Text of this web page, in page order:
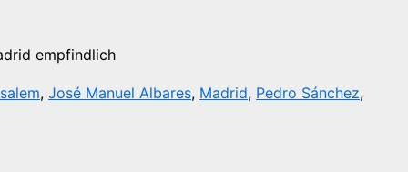
, José Manuel Albares, Madrid, Pedro Sánchez,